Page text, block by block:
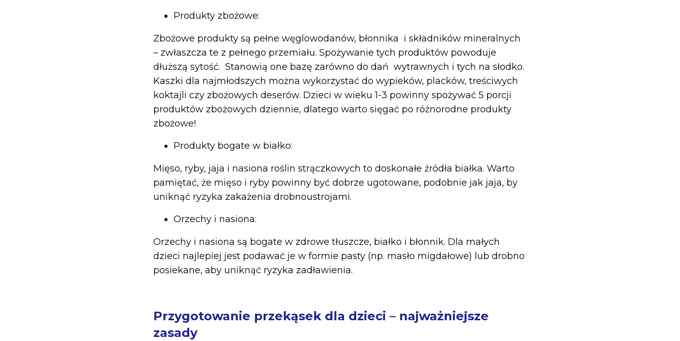
Produkty zbożowe:
Zbożowe produkty są pełne węglowodanów, błonnika i składników mineralnych
– zwłaszcza te z pełnego przemiału. Spożywanie tych produktów powoduje
dłuższą sytość. Stanowią one bazę zarówno do dań wytrawnych i tych na słodko.
Kaszki dla najmłodszych można wykorzystać do wypieków, placków, treściwych
koktajli czy zbożowych deserów. Dzieci w wieku 1-3 powinny spożywać 5 porcji
produktów zbożowych dziennie, dlatego warto sięgać po różnorodne produkty
zbożowe!
Produkty bogate w białko:
Mięso, ryby, jaja i nasiona roślin strączkowych to doskonałe źródła białka. Warto
pamiętać, że mięso i ryby powinny być dobrze ugotowane, podobnie jak jaja, by
uniknąć ryzyka zakażenia drobnoustrojami.
Orzechy i nasiona:
Orzechy i nasiona są bogate w zdrowe tłuszcze, białko i błonnik. Dla małych
dzieci najlepiej jest podawać je w formie pasty (np. masło migdałowe) lub drobno
posiekane, aby uniknąć ryzyka zadławienia.
Przygotowanie przekąsek dla dzieci – najważniejsze
zasady